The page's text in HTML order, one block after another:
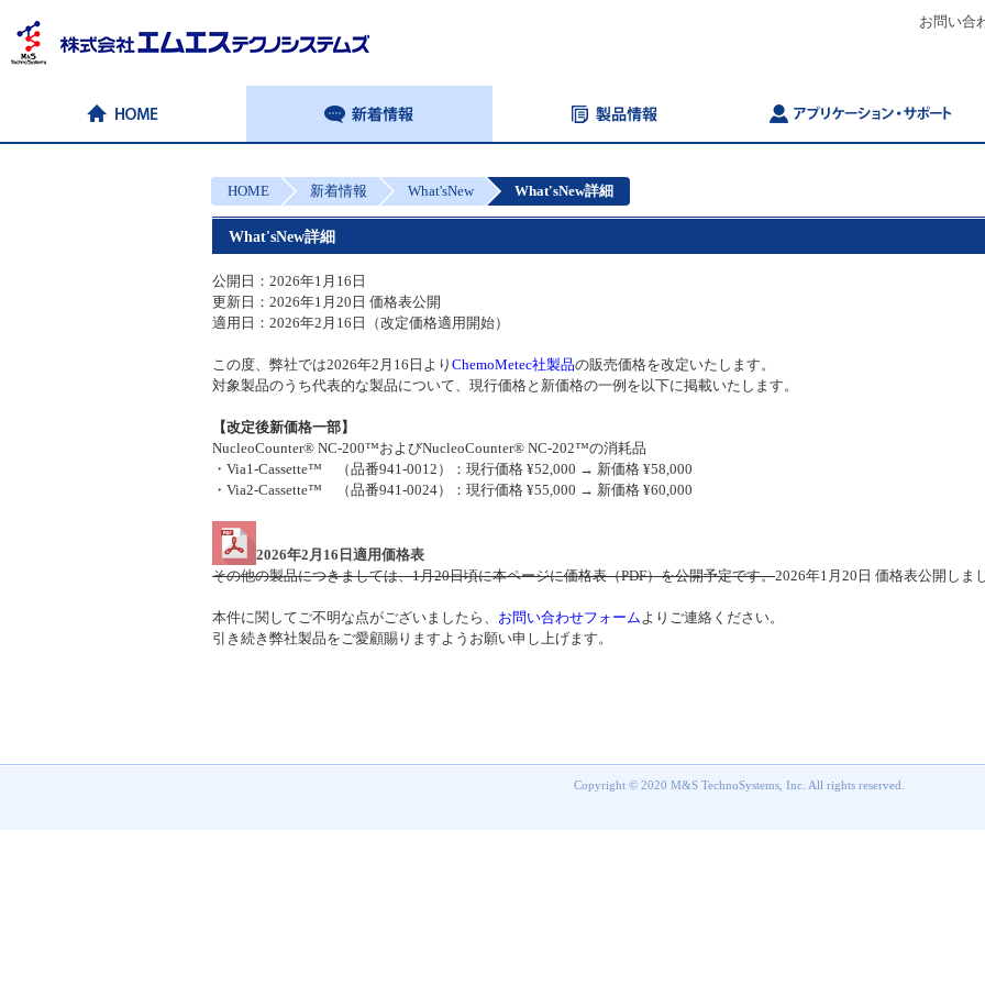
お問い合
HOME 新着情報 What'sNew What'sNew詳細
What'sNew詳細
公開日：2026年1月16日
更新日：2026年1月20日 価格表公開
適用日：2026年2月16日（改定価格適用開始）
この度、弊社では2026年2月16日より ChemoMetec社製品の販売価格を改定いたします。
対象製品のうち代表的な製品について、現行価格と新価格の一例を以下に掲載いたします。
【改定後新価格一部】
NucleoCounter® NC-200™およびNucleoCounter® NC-202™の消耗品
・Via1-Cassette™ （品番941-0012）：現行価格 ¥52,000 → 新価格 ¥58,000
・Via2-Cassette™ （品番941-0024）：現行価格 ¥55,000 → 新価格 ¥60,000
2026年2月16日適用価格表
その他の製品につきましては、1月20日頃に本ページに価格表（PDF）を公開予定です。2026年1月20日 価格表公開しま
本件に関してご不明な点がございましたら、 お問い合わせフォームよりご連絡ください。
引き続き弊社製品をご愛顧賜りますようお願い申し上げます。
Copyright © 2020 M&S TechnoSystems, Inc. All rights reserved.